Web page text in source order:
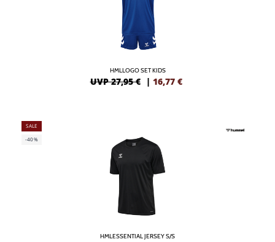
HMLLOGO SET KIDS
UVP 27,95 € | 16,77 €
SALE
-40%
HMLESSENTIAL JERSEY S/S